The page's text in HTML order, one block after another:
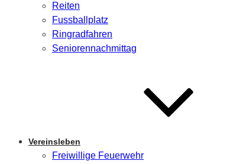
Reiten
Fussballplatz
Ringradfahren
Seniorennachmittag
Vereinsleben
Freiwillige Feuerwehr